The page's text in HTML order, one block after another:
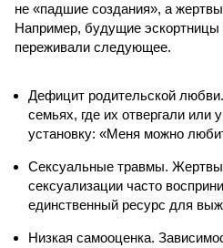
не «падшие создания», а
Например, будущие эскортницы
переживали следующее.
Дефицит родительской
семьях, где их отвергали или
установку: «Меня можно
Сексуальные травмы. Жертвы
сексуализации часто
единственный ресурс для
Низкая самооценка.